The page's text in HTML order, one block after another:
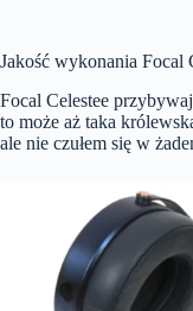
Jakość wykonania Focal
Focal Celestee
to może aż taka
ale nie czułem się w